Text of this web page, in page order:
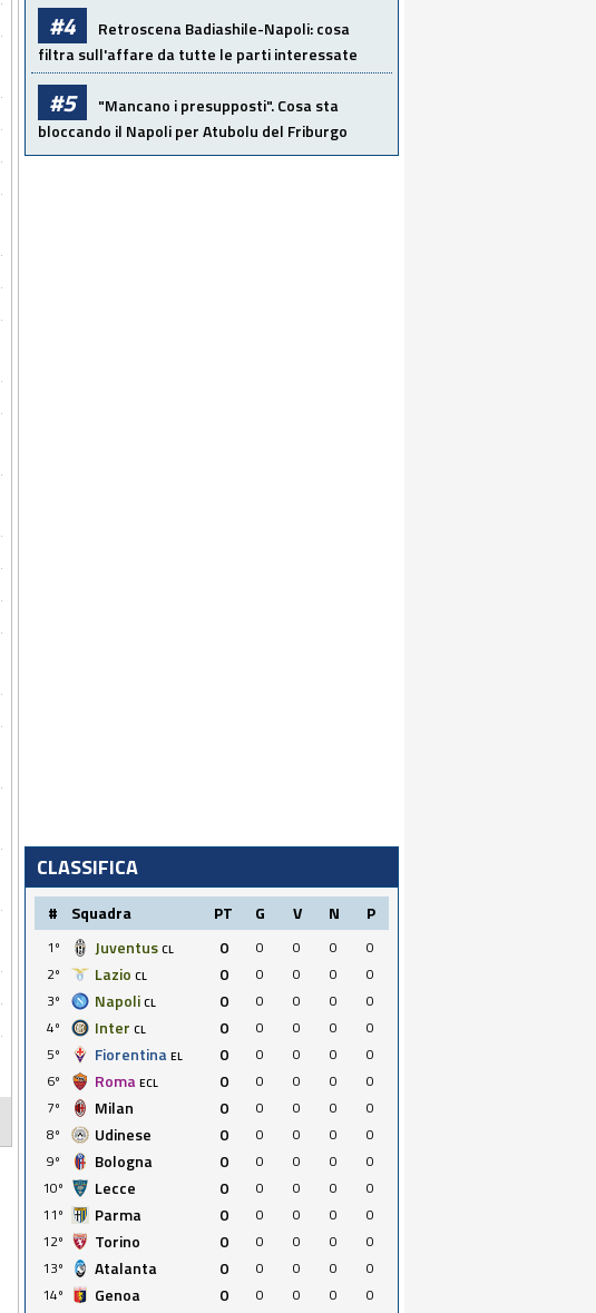
#4
Retroscena Badiashile-Napoli: cosa
filtra sull'affare da tutte le parti interessate
#5
"Mancano i presupposti". Cosa sta
bloccando il Napoli per Atubolu del Friburgo
CLASSIFICA
# Squadra PT G V N P
1º Juventus CL 0 0 0 0
0
2º
Lazio CL 0 0 0 0
0
3º
Napoli CL 0 0 0 0
0
4º
Inter CL 0 0 0 0
0
5º
Fiorentina EL 0 0 0 0
0
6º
Roma ECL 0 0 0 0
0
7º
Milan 0 0 0 0
0
8º
Udinese 0 0 0 0
0
9º
Bologna 0 0 0 0
0
10º
Lecce 0 0 0 0
0
11º
Parma 0 0 0 0
0
12º
Torino 0 0 0 0
0
13º
Atalanta 0 0 0 0
0
14º
Genoa 0 0 0 0
0